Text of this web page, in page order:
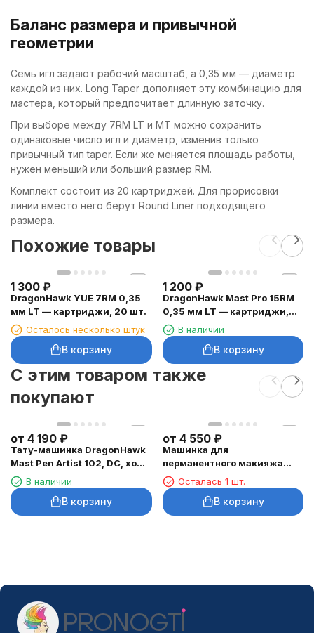
Баланс размера и привычной
геометрии
Семь игл задают рабочий масштаб, а 0,35 мм — диаметр
каждой из них. Long Taper дополняет эту комбинацию для
мастера, который предпочитает длинную заточку.
При выборе между 7RM LT и MT можно сохранить
одинаковые число игл и диаметр, изменив только
привычный тип taper. Если же меняется площадь работы,
нужен меньший или больший размер RM.
Комплект состоит из 20 картриджей. Для прорисовки
линии вместо него берут Round Liner подходящего
размера.
Похожие товары
1 300 ₽
DragonHawk YUE 7RM 0,35
мм LT — картриджи, 20 шт.
Осталось несколько штук
В корзину
1 200 ₽
DragonHawk Mast Pro 15RM
0,35 мм LT — картриджи,
20 шт.В наличии
В корзину
C этим товаром также
покупают
от 4 190 ₽
Тату-машинка DragonHawk
Mast Pen Artist 102, DC, ход
3,5 ммВ наличии
В корзину
от 4 550 ₽
Машинка для
перманентного макияжа
DragonHawk Mast Tour Air,
RCA, ход 2,3 мм
Осталась 1 шт.
В корзину